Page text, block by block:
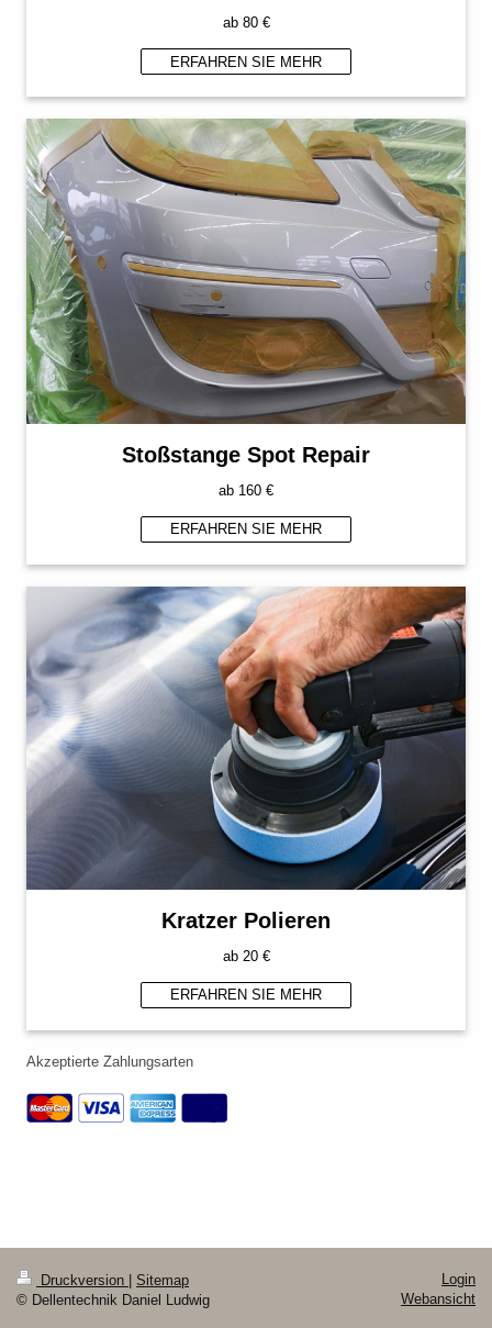
ab 80 €
ERFAHREN SIE MEHR
Stoßstange Spot Repair
ab 160 €
ERFAHREN SIE MEHR
Kratzer Polieren
ab 20 €
ERFAHREN SIE MEHR
Akzeptierte Zahlungsarten
Druckversion
Sitemap
© Dellentechnik Daniel Ludwig
Login
Webansicht